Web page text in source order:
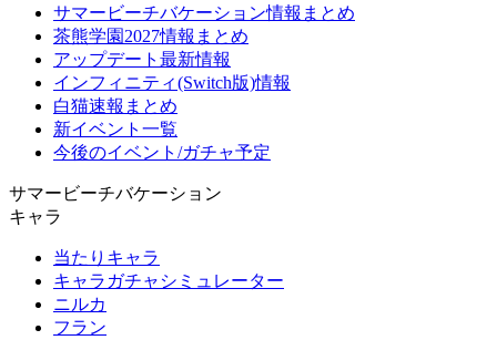
サマービーチバケーション情報まとめ
茶熊学園2027情報まとめ
アップデート最新情報
インフィニティ(Switch版)情報
白猫速報まとめ
新イベント一覧
今後のイベント/ガチャ予定
サマービーチバケーション
キャラ
当たりキャラ
キャラガチャシミュレーター
ニルカ
フラン